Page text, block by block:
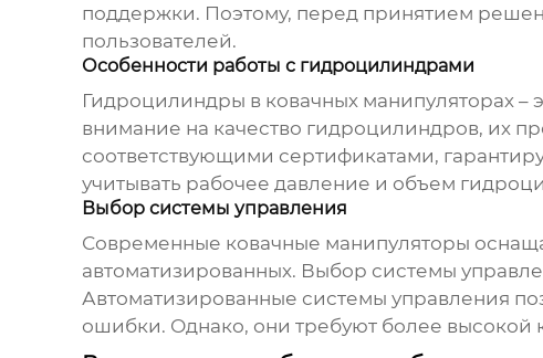
поддержки. Поэтому, перед принятием
пользователей.
Особенности работы с гидроцилиндрами
Гидроцилиндры в ковачных манипуляторах–
внимание на качество гидроцилиндров, их
соответствующими сертификатами,
учитывать рабочее давление и объем
Выбор системы управления
Современные ковачные манипуляторы
автоматизированных. Выбор системы
Автоматизированные системы управления
ошибки. Однако, они требуют более